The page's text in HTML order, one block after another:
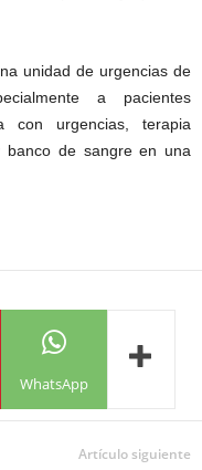
unidad de urgencias de
a pacientes
con urgencias, terapia
banco de sangre en una
WhatsApp
Artículo siguiente